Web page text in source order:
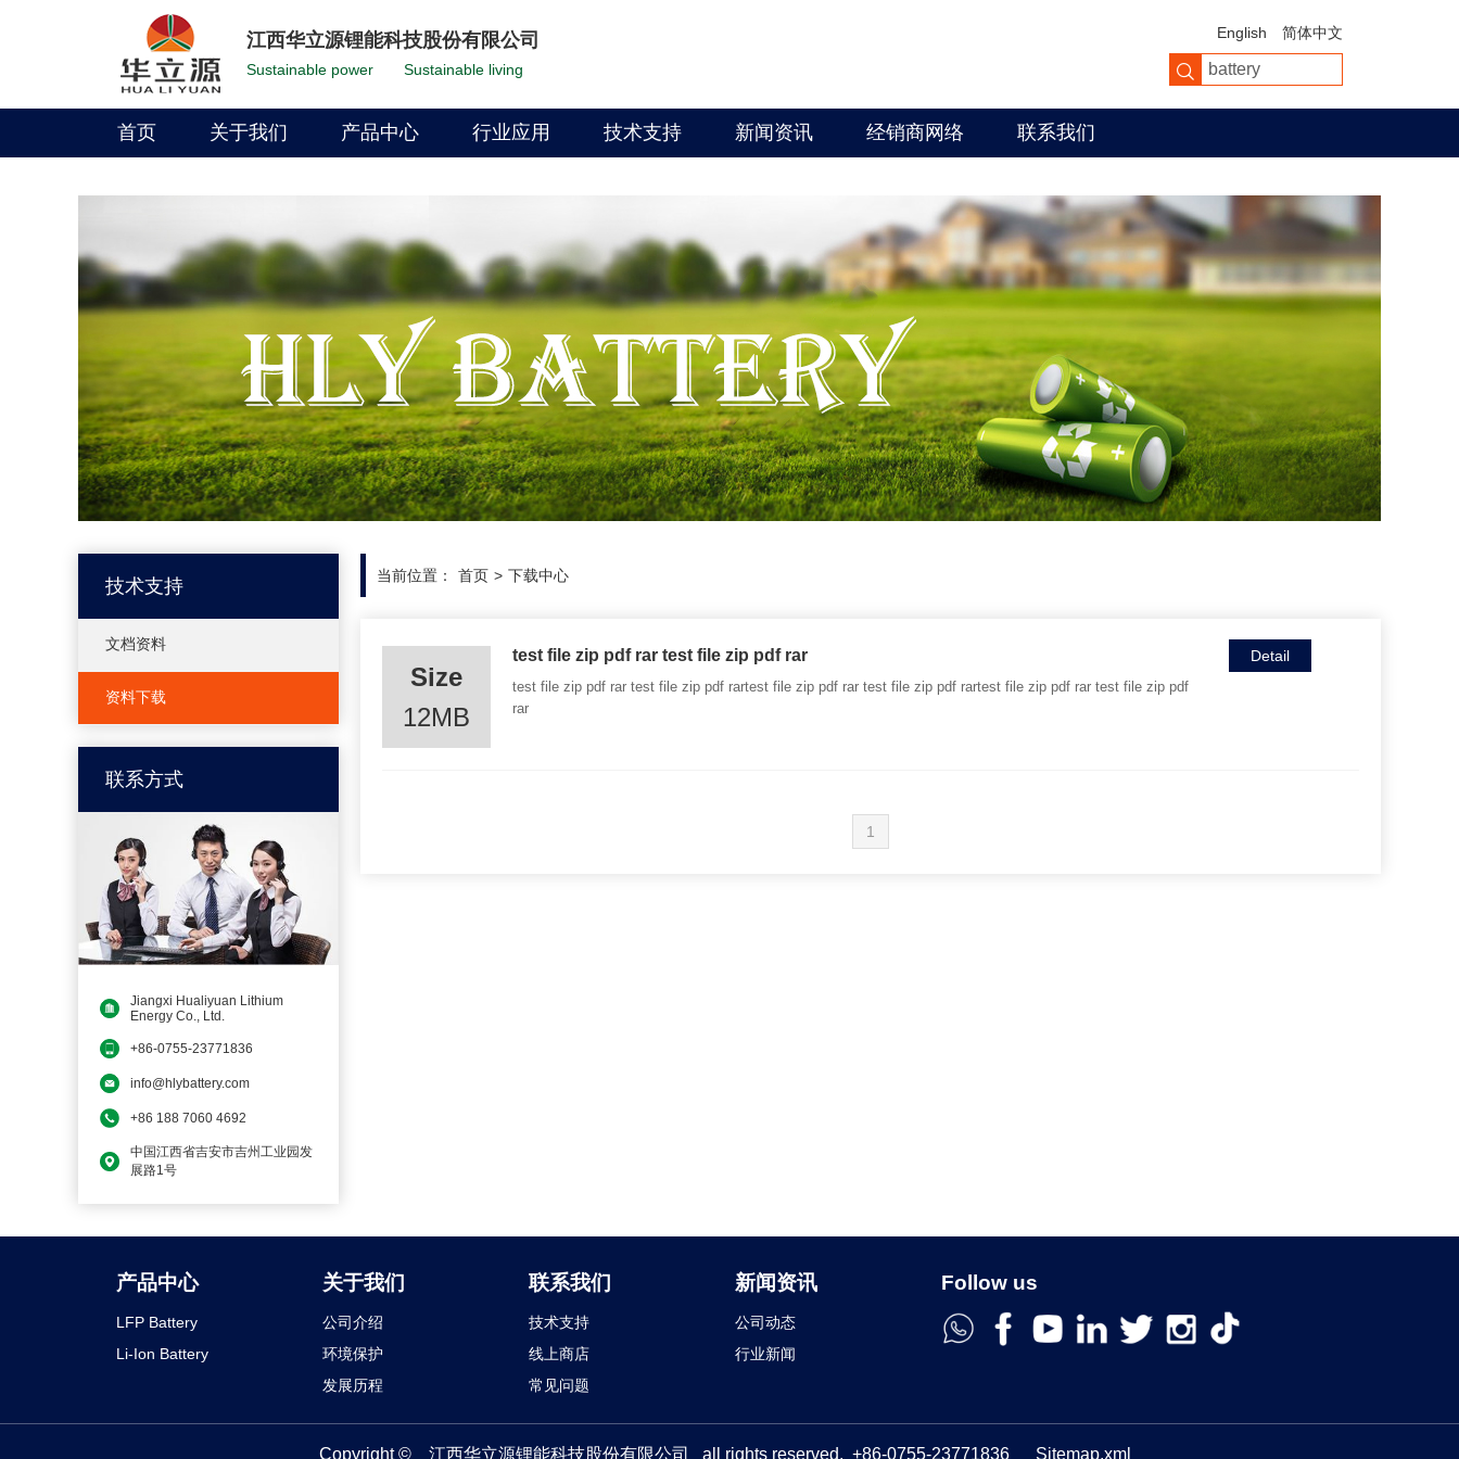
江西华立源锂能科技股份有限公司
Sustainable power Sustainable living
English 简体中文
首页 关于我们
环境保护
公司实力
发展历程
产品中心
Li-Ion Battery
行业应用 技术支持
PDF下载
新闻资讯
行业新闻
经销商网络
找经销商
代理经销
联系我们
技术支持
文档资料
资料下载
联系方式
Jiangxi Hualiyuan Lithium
Energy Co., Ltd.
+86-0755-23771836
info@hlybattery.com
+86 188 7060 4692
中国江西省吉安市吉州工业园发
展路1号
当前位置： 首页 > 下载中心
Size
12MB
test file zip pdf rar test file zip pdf rar
test file zip pdf rar test file zip pdf rartest file zip pdf rar test file zip pdf rartest file zip pdf rar test file zip pdf
rar
Detail
1
产品中心
LFP Battery
Li-Ion Battery
关于我们
公司介绍
环境保护
发展历程
联系我们
技术支持
线上商店
常见问题
新闻资讯
公司动态
行业新闻
Follow us
Copyright © 江西华立源锂能科技股份有限公司 all rights reserved. +86-0755-23771836 Sitemap.xml